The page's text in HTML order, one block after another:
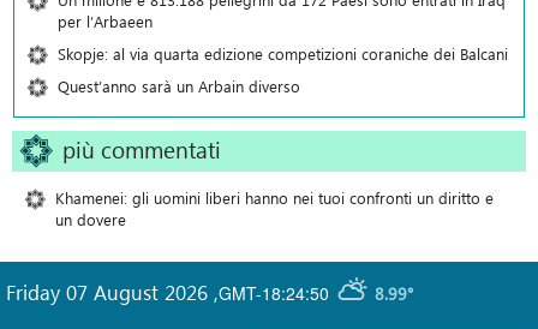
per l’Arbaeen
Skopje: al via quarta edizione competizioni coraniche dei Balcani
Quest’anno sarà un Arbain diverso
più commentati
Khamenei: gli uomini liberi hanno nei tuoi confronti un diritto e
un dovere
GMT-18:24:50 8.99°
Friday 07 August 2026 ,